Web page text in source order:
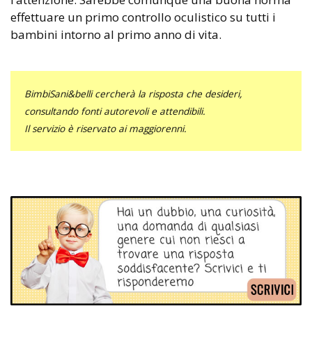
effettuare un primo controllo oculistico su tutti i
bambini intorno al primo anno di vita.
BimbiSani&belli cercherà la risposta che desideri,
consultando fonti autorevoli e attendibili.
Il servizio è riservato ai maggiorenni.